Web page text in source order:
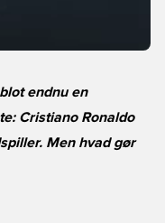
endnu en
Cristiano Ronaldo
Men hvad gør